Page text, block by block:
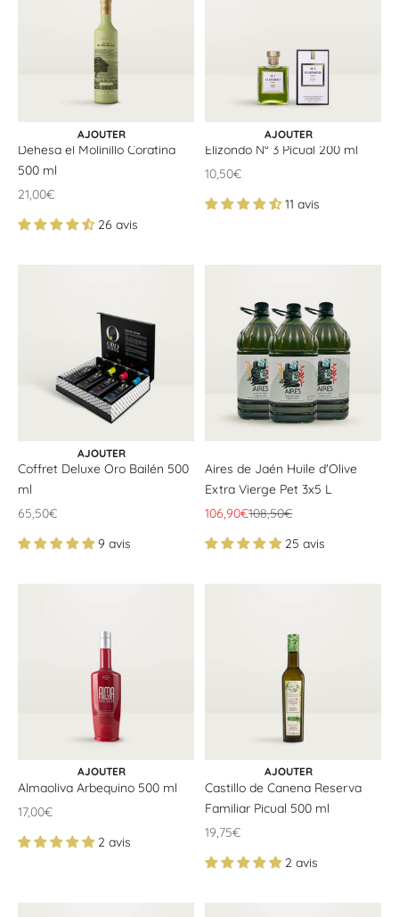
CHOISIR LES OPTIONS
AJOUTER
Dehesa el Molinillo Coratina
500 ml
Offrir un prix
21,00€
26 avis
AJOUTER AU PANIER
AJOUTER
Elizondo N° 3 Picual 200 ml
Offrir un prix
10,50€
11 avis
AJOUTER AU PANIER
AJOUTER
Coffret Deluxe Oro Bailén 500
ml
Offrir un prix
65,50€
9 avis
Aires de Jaén Huile d'Olive
Extra Vierge Pet 3x5 L
Offrir un prix
106,90€Prix ​​normal
108,50€
25 avis
CHOISIR LES OPTIONS
AJOUTER
Almaoliva Arbequino 500 ml
Offrir un prix
17,00€
2 avis
AJOUTER AU PANIER
AJOUTER
Castillo de Canena Reserva
Familiar Picual 500 ml
Offrir un prix
19,75€
2 avis